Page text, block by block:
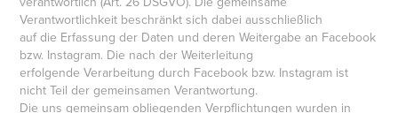
Verantwortlichkeit beschränkt sich dabei ausschließlich
auf die Erfassung der Daten und deren Weitergabe an Facebook
bzw. Instagram. Die nach der Weiterleitung
erfolgende Verarbeitung durch Facebook bzw. Instagram ist
nicht Teil der gemeinsamen Verantwortung.
Die uns gemeinsam obliegenden Verpflichtungen wurden in